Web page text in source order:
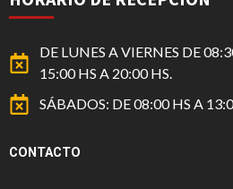
DE LUNES A VIERNES DE
15:00 HS A 20:00 HS.
SÁBADOS: DE 08:00 HS A
CONTACTO